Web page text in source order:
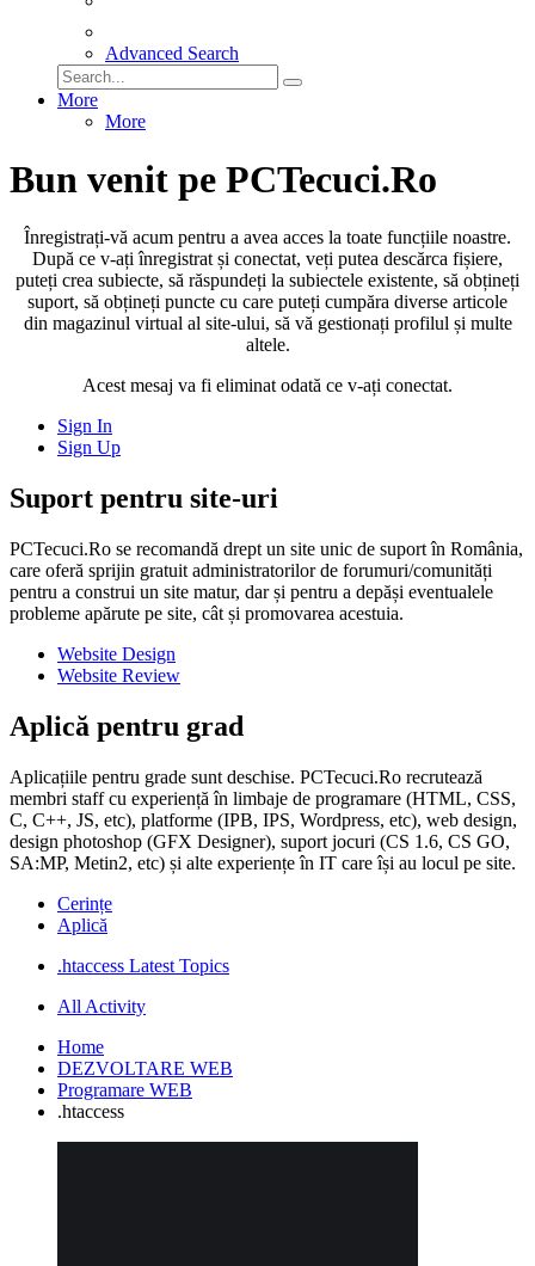
Advanced Search
More
More
Bun venit pe PCTecuci.Ro
Înregistrați-vă acum pentru a avea acces la toate funcțiile noastre.
După ce v-ați înregistrat și conectat, veți putea descărca fișiere,
puteți crea subiecte, să răspundeți la subiectele existente, să obțineți
suport, să obțineți puncte cu care puteți cumpăra diverse articole
din magazinul virtual al site-ului, să vă gestionați profilul și multe
altele.
Acest mesaj va fi eliminat odată ce v-ați conectat.
Sign In
Sign Up
Suport pentru site-uri
PCTecuci.Ro se recomandă drept un site unic de suport în România,
care oferă sprijin gratuit administratorilor de forumuri/comunități
pentru a construi un site matur, dar și pentru a depăși eventualele
probleme apărute pe site, cât și promovarea acestuia.
Website Design
Website Review
Aplică pentru grad
Aplicațiile pentru grade sunt deschise. PCTecuci.Ro recrutează
membri staff cu experiență în limbaje de programare (HTML, CSS,
C, C++, JS, etc), platforme (IPB, IPS, Wordpress, etc), web design,
design photoshop (GFX Designer), suport jocuri (CS 1.6, CS GO,
SA:MP, Metin2, etc) și alte experiențe în IT care își au locul pe site.
Cerințe
Aplică
.htaccess Latest Topics
All Activity
Home
DEZVOLTARE WEB
Programare WEB
.htaccess